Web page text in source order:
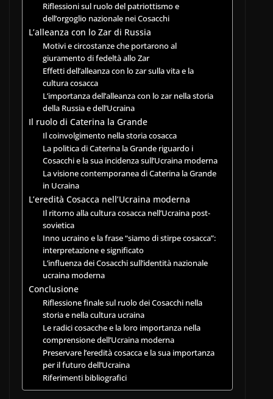
Riflessioni sul ruolo del patriottismo e
dell’orgoglio nazionale nei Cosacchi
L’alleanza con lo Zar di Russia
Motivi e circostanze che portarono al
giuramento di fedeltà allo Zar
Effetti dell’alleanza con lo zar sulla vita e la
cultura cosacca
L’importanza dell’alleanza con lo zar nella storia
della Russia e dell’Ucraina
Il ruolo di Caterina la Grande
Il coinvolgimento nella storia cosacca
La politica di Caterina la Grande riguardo i
Cosacchi e la sua incidenza sull’Ucraina moderna
La visione contemporanea di Caterina la Grande
in Ucraina
L’eredità Cosacca nell’Ucraina moderna
Il ritorno alla cultura cosacca nell’Ucraina post-
sovietica
Inno ucraino e la frase “siamo di stirpe cosacca”:
interpretazione e significato
L’influenza dei Cosacchi sull’identità nazionale
ucraina moderna
Conclusione
Riflessione finale sul ruolo dei Cosacchi nella
storia e nella cultura ucraina
Le radici cosacche e la loro importanza nella
comprensione dell’Ucraina moderna
Preservare l’eredità cosacca e la sua importanza
per il futuro dell’Ucraina
Riferimenti bibliografici